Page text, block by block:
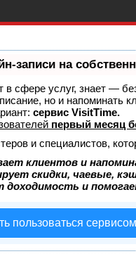
записи на
в сфере услуг, знает —
но и
сервис VisitTime.
первый месяц
и специалистов,
клиентов и
скидки, чаевые,
доходимость и
пользоваться сервисом